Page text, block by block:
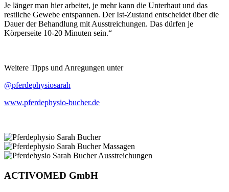
Je länger man hier arbeitet, je mehr kann die Unterhaut und das
restliche Gewebe entspannen. Der Ist-Zustand entscheidet über die
Dauer der Behandlung mit Ausstreichungen. Das dürfen je
Körperseite 10-20 Minuten sein.“
Weitere Tipps und Anregungen unter
@pferdephysiosarah
www.pferdephysio-bucher.de
ACTIVOMED GmbH